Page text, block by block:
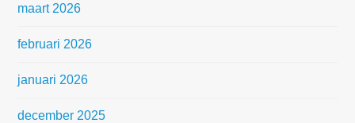
maart 2026
februari 2026
januari 2026
december 2025